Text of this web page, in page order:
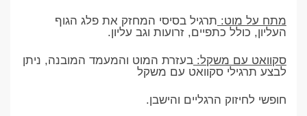
מתח על מוט: תרגיל בסיסי המחזק את פלג הגוף
העליון, כולל כתפיים, זרועות וגב עליון.
סקוואט עם משקל:בעזרת המוט והמעמד המובנה, ניתן
לבצע תרגילי סקוואט עם משקל
חופשי לחיזוק הרגליים והישבן.